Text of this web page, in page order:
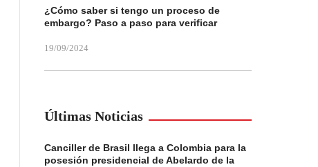
¿Cómo saber si tengo un proceso de
embargo? Paso a paso para verificar
19/09/2024
Últimas Noticias
Canciller de Brasil llega a Colombia para la
posesión presidencial de Abelardo de la